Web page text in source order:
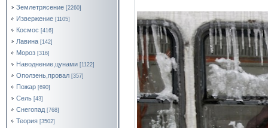
Землетрясение [2260]
Извержение [1105]
Космос [416]
Лавина [142]
Мороз [316]
Наводнение,цунами [1122]
Оползень,провал [357]
Пожар [690]
Сель [43]
Снегопад [768]
Теория [3502]